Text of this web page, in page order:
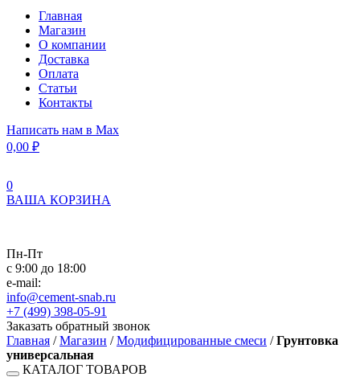
Главная
Магазин
О компании
Доставка
Оплата
Статьи
Контакты
Написать нам в Max
0,00 ₽
0
ВАША КОРЗИНА
Пн-Пт
с 9:00 до 18:00
e-mail:
info@cement-snab.ru
+7 (499) 398-05-91
Заказать обратный звонок
Главная /Магазин /Модифицированные смеси /Грунтовка
универсальная
КАТАЛОГ ТОВАРОВ